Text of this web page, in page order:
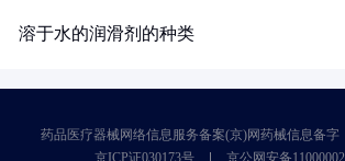
溶于水的润滑剂的种类
药品医疗器械网络信息服务备案(京)网药械信息备字
京ICP证030173号
京公网安备